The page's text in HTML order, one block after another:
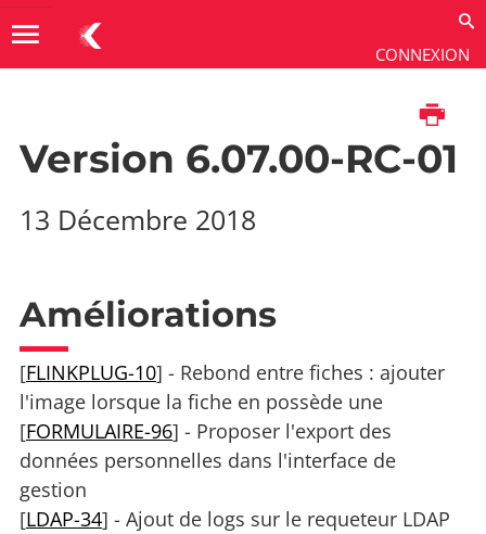
CONNEXION
menu
Imprimer
→
Version 6.7
Version 6.07.00-RC-01
13 Décembre 2018
Améliorations
[FLINKPLUG-10] - Rebond entre fiches : ajouter
l'image lorsque la fiche en possède une
[FORMULAIRE-96] - Proposer l'export des
données personnelles dans l'interface de
gestion
[LDAP-34] - Ajout de logs sur le requeteur LDAP